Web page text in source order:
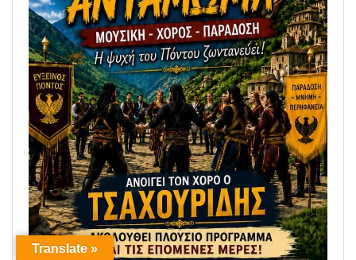
Translate »